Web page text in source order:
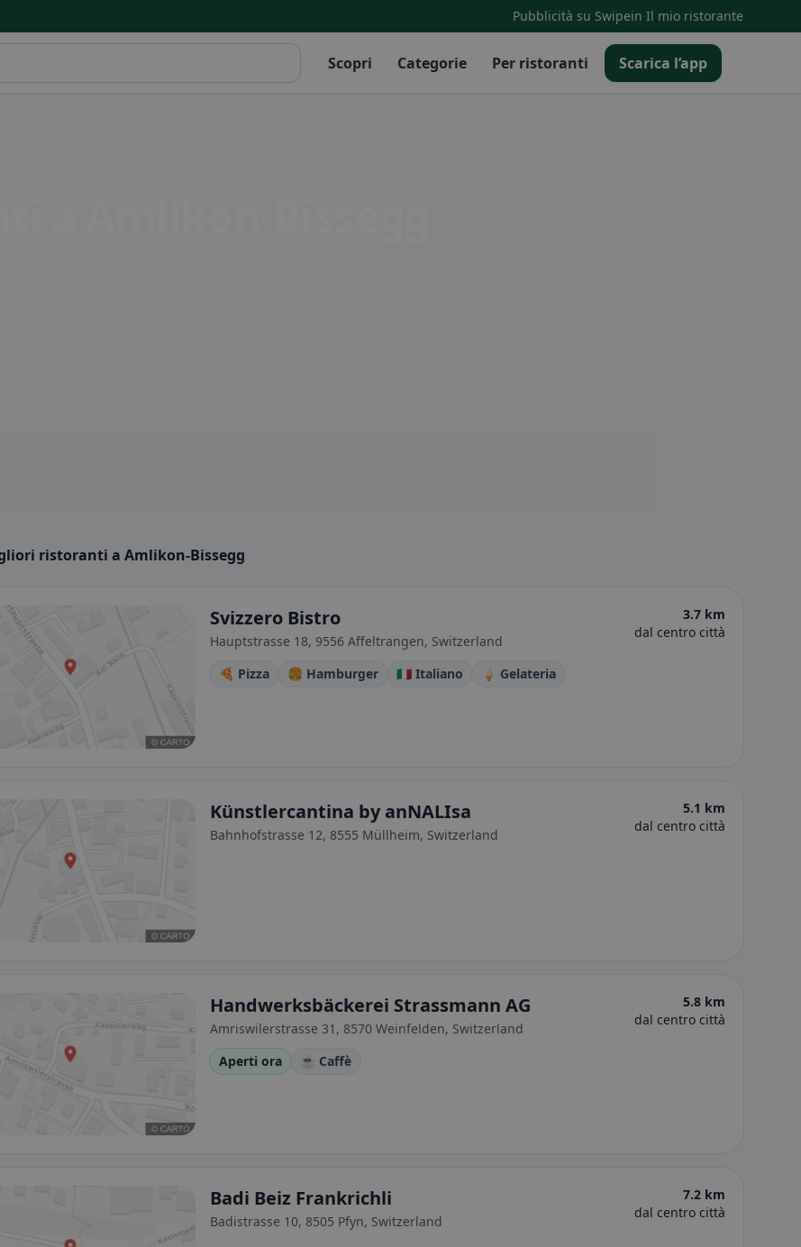
Pubblicità su Swipein·Il mio ristorante
Scopri Categorie Per ristoranti Scarica l’app
ristoranti a Amlikon-Bissegg
Svizzero Bistro
Hauptstrasse 18, 9556 Affeltrangen, Switzerland
3.7 km
dal centro città
🍕 Pizza 🍔 Hamburger 🇮🇹 Italiano 🍦 Gelateria
Künstlercantina by anNALIsa
Bahnhofstrasse 12, 8555 Müllheim, Switzerland
5.1 km
dal centro città
Handwerksbäckerei Strassmann AG
Amriswilerstrasse 31, 8570 Weinfelden, Switzerland
5.8 km
dal centro città
Aperti ora ☕ Caffè
Badi Beiz Frankrichli
Badistrasse 10, 8505 Pfyn, Switzerland
7.2 km
dal centro città